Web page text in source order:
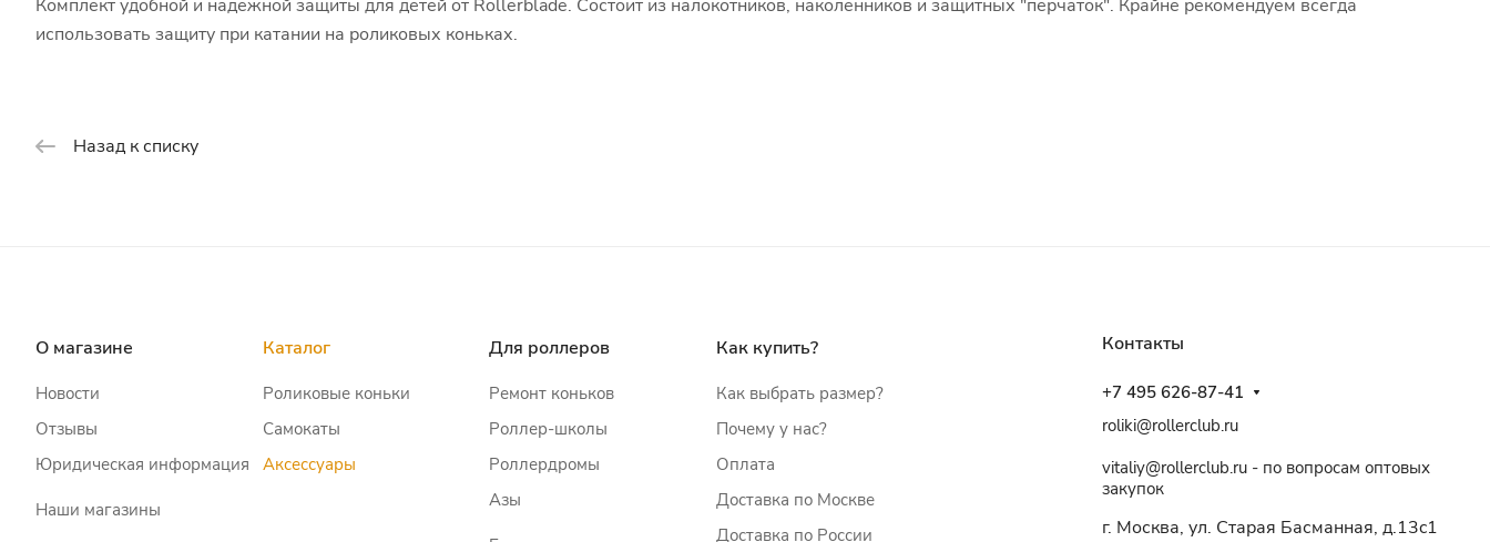
Комплект удобной и надежной защиты для детей от Rollerblade. Состоит из налокотников, наколенников и защитных "перчаток". Крайне рекомендуем всегда
использовать защиту при катании на роликовых коньках.
Назад к списку
О магазине
Новости
Отзывы
Юридическая информация
Наши магазины
Каталог
Роликовые коньки
Самокаты
Аксессуары
Для роллеров
Ремонт коньков
Роллер-школы
Роллердромы
Азы
Как купить?
Как выбрать размер?
Почему у нас?
Оплата
Доставка по Москве
Доставка по России
Контакты
+7 495 626-87-41
roliki@rollerclub.ru
vitaliy@rollerclub.ru - по вопросам оптовых
закупок
г. Москва, ул. Старая Басманная, д.13c1